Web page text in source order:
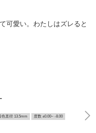
可愛い。わたしはズレると
色直径 13.5mm 度数 ±0.00~ -8.00